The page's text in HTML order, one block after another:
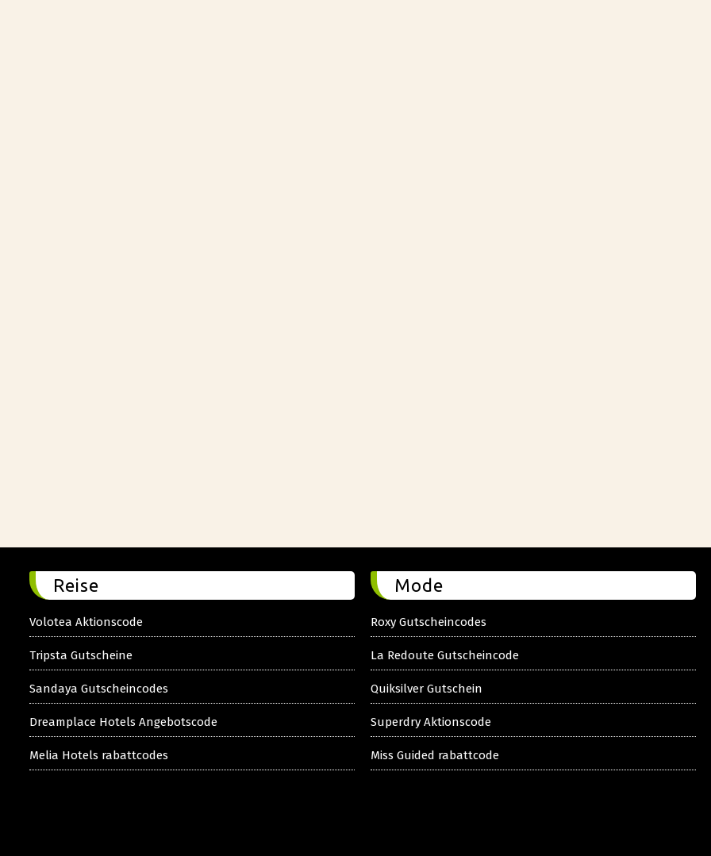
Reise
Volotea Aktionscode
Tripsta Gutscheine
Sandaya Gutscheincodes
Dreamplace Hotels Angebotscode
Melia Hotels rabattcodes
Mode
Roxy Gutscheincodes
La Redoute Gutscheincode
Quiksilver Gutschein
Superdry Aktionscode
Miss Guided rabattcode